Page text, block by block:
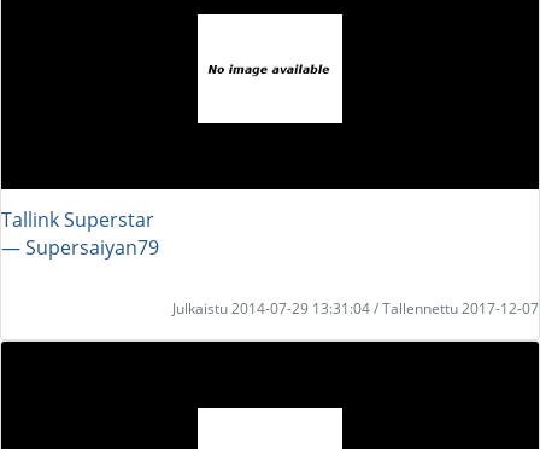
Tallink Superstar
― Supersaiyan79
Julkaistu 2014-07-29 13:31:04 / Tallennettu 2017-12-07